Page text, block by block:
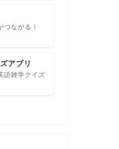
ながる！
アプリ
語雑学クイズ